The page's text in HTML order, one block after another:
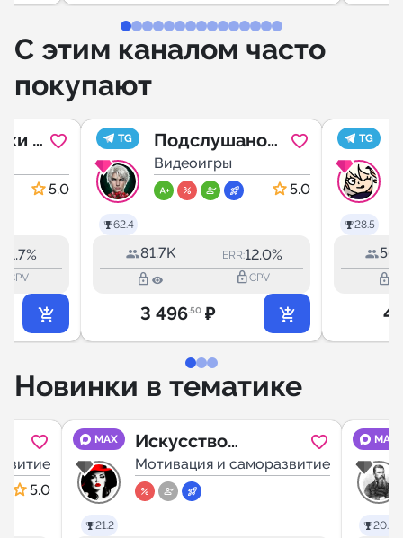
С этим каналом часто
покупают
и
5.0
1.7%
CPV
TG
62.4
Подслушано
Клуб
Романтики
Видеоигры
5.0
81.7K ERR:12.0%
lock_outline lock_outlineCPV
3 496.50 ₽
TG
28.5
lock_outline
4
Новинки в тематике
5.0
MAX
21.2
Искусство
жить
Мотивация и саморазвитие
MAX
20.6